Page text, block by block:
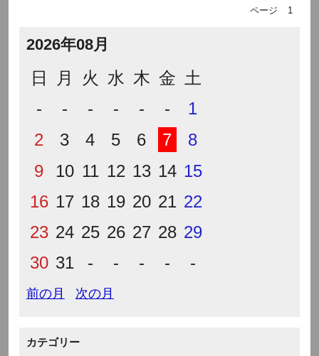
ページ
1
2026年08月
日 月 火 水 木 金 土
-
- - - - -
1
2
3 4 5 6 7
8
9
10 11 12 13 14 15
16 17 18 19 20 21 22
23 24 25 26 27 28 29
30 31 - - - - -
前の月 次の月
カテゴリー